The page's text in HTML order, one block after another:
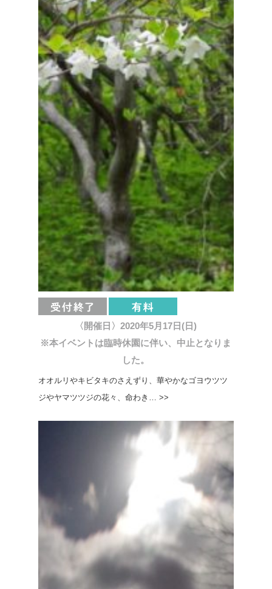
〈開催日〉2020年5月17日(日)
※本イベントは臨時休園に伴い、中止となりま
した。
オオルリやキビタキのさえずり、華やかなゴヨウツツ
ジやヤマツツジの花々、命わき… >>